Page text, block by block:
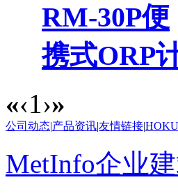
RM-30P便
携式ORP
«‹1 ›»
公司动态|产品资讯|友情链接|
MetInfo企业